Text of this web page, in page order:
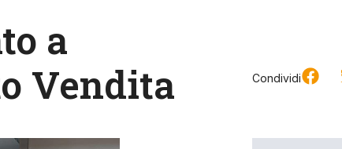
a
Vendita
Condividi